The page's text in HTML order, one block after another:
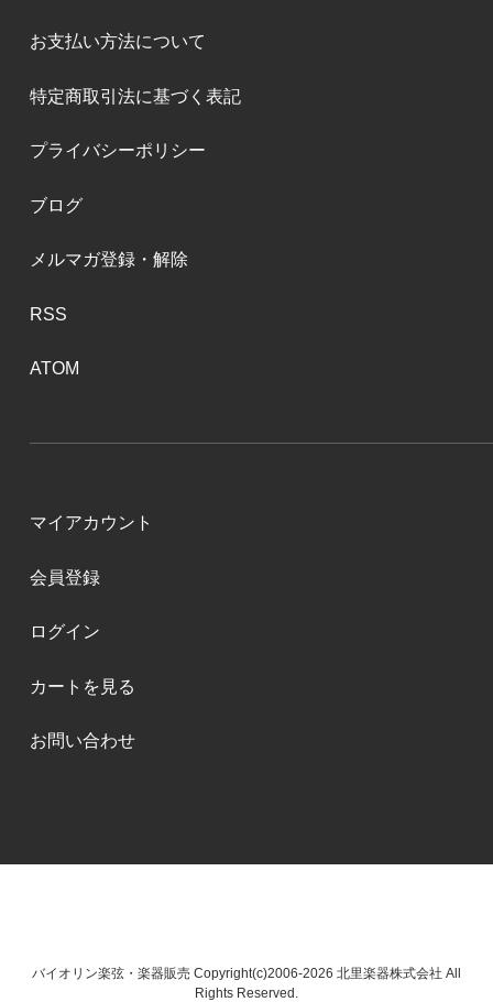
お支払い方法について
特定商取引法に基づく表記
プライバシーポリシー
ブログ
メルマガ登録・解除
RSS
ATOM
マイアカウント
会員登録
ログイン
カートを見る
お問い合わせ
バイオリン楽弦・楽器販売 Copyright(c)2006-2026 北里楽器株式会社 All
Rights Reserved.